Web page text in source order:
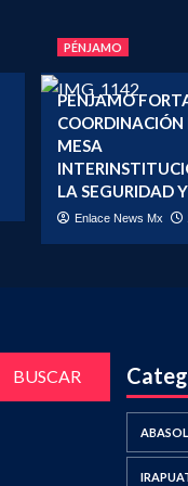
PÉNJAMO
PÉNJAMO
COORDINACIÓN
MESA
LA SEGURIDAD
Enlace News Mx